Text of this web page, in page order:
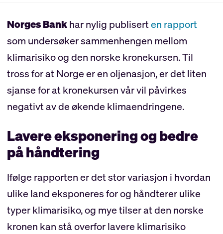
Norges Bankhar nylig publiserten rapport
som undersøker sammenhengen mellom
klimarisiko og den norske kronekursen. Til
tross for at Norge er en oljenasjon, er det liten
sjanse for at kronekursen vår vil påvirkes
negativt av de økende klimaendringene.
Lavere eksponering og bedre
på håndtering
Ifølge rapporten er det stor variasjon i hvordan
ulike land eksponeres for og håndterer ulike
typer klimarisiko, og mye tilser at den norske
kronen kan stå overfor lavere klimarisiko